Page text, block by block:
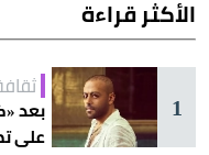
الأكثر قراءة
1
بعد
على